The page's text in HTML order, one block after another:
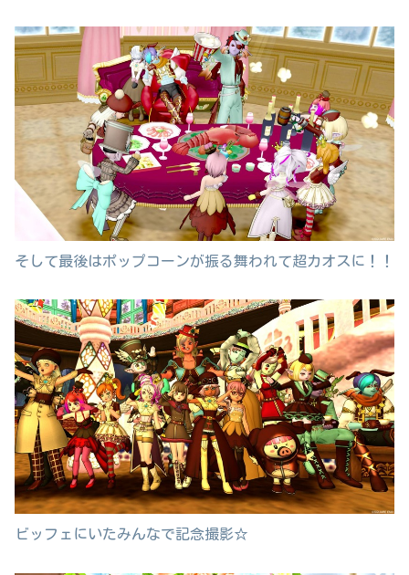
そして最後はポップコーンが振る舞われて超カオスに！！
ビッフェにいたみんなで記念撮影☆